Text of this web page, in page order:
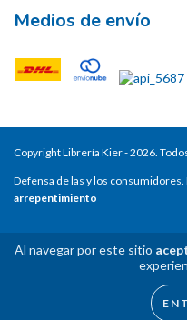
Al navegar por este sitio
Medios de envío
Copyright Librería Kier - 2026.
Defensa de las y los consumidores.
arrepentimiento